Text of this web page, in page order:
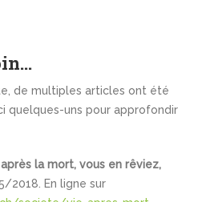
de multiples articles ont été
quelques-uns pour approfondir
la mort, vous en rêviez,
2018. En ligne sur